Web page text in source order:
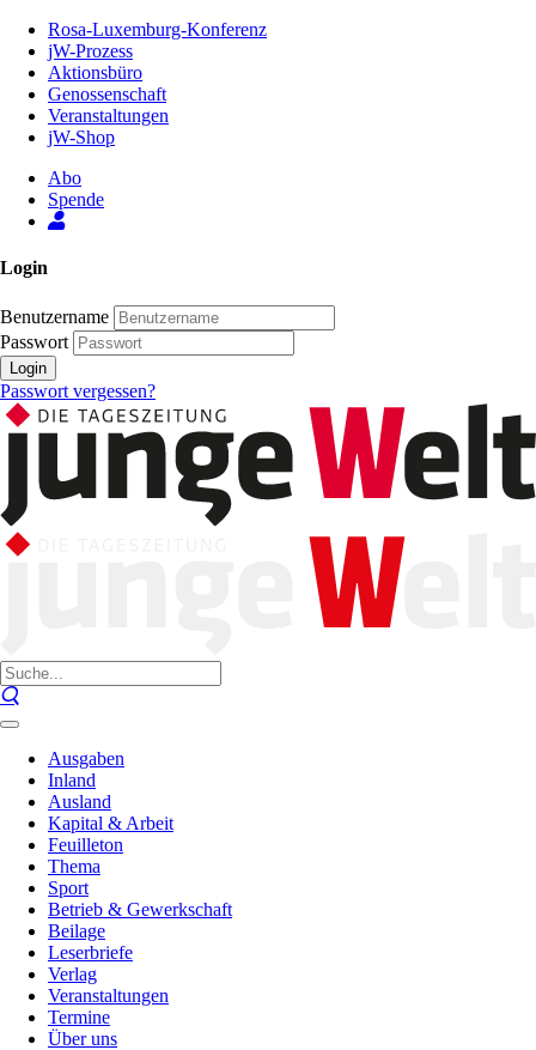
Inhalt
Seite
Rosa-Luxemburg-Konferenz
jW-Prozess
Aktionsbüro
Genossenschaft
Veranstaltungen
jW-Shop
Abo
Spende
Login
Benutzername
Passwort
Login
Passwort vergessen?
Ausgaben
Inland
Ausland
Kapital & Arbeit
Feuilleton
Thema
Sport
Betrieb & Gewerkschaft
Beilage
Leserbriefe
Verlag
Veranstaltungen
Termine
Über uns